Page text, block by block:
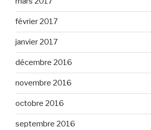
février 2017
janvier 2017
décembre 2016
novembre 2016
octobre 2016
septembre 2016